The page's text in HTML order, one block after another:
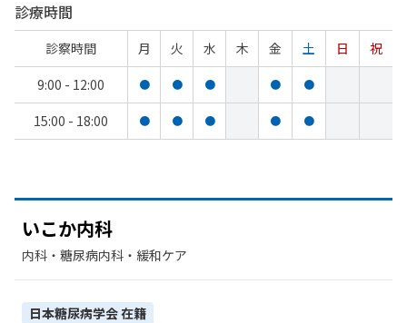
診療時間
診察時間 月 火 水 木 金 土 日
祝
9:00 - 12:00
● ● ● ● ●
15:00 - 18:00 ● ● ● ● ●
いこか内科
内科・​糖尿病内科・​緩和ケア
日本糖尿病学会在籍